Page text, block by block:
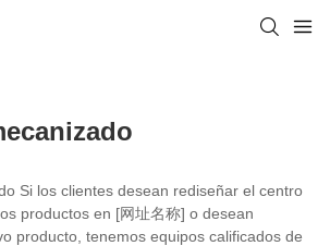
Si los clientes desean rediseñar el centro
productos en [网址名称] o desean
producto, tenemos equipos calificados de